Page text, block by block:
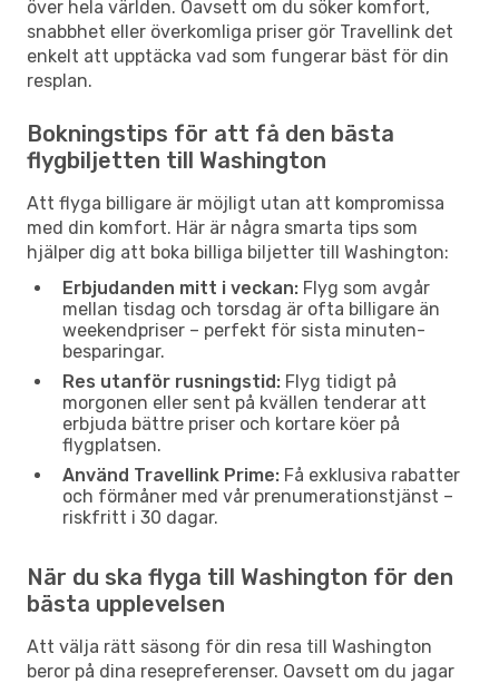
över hela världen. Oavsett om du söker komfort,
snabbhet eller överkomliga priser gör Travellink det
enkelt att upptäcka vad som fungerar bäst för din
resplan.
Bokningstips för att få den bästa
flygbiljetten till Washington
Att flyga billigare är möjligt utan att kompromissa
med din komfort. Här är några smarta tips som
hjälper dig att boka billiga biljetter till Washington:
Erbjudanden mitt i veckan: Flyg som avgår
mellan tisdag och torsdag är ofta billigare än
weekendpriser – perfekt för sista minuten-
besparingar.
Res utanför rusningstid: Flyg tidigt på
morgonen eller sent på kvällen tenderar att
erbjuda bättre priser och kortare köer på
flygplatsen.
Använd Travellink Prime: Få exklusiva rabatter
och förmåner med vår prenumerationstjänst –
riskfritt i 30 dagar.
När du ska flyga till Washington för den
bästa upplevelsen
Att välja rätt säsong för din resa till Washington
beror på dina resepreferenser. Oavsett om du jagar